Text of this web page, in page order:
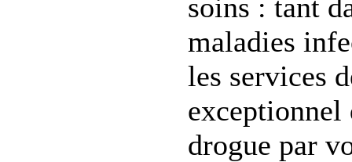
soins : tant
maladies
les services
exceptionnel
drogue par